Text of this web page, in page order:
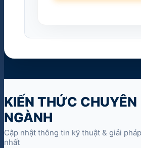
KIẾN THỨC CHUYÊN
NGÀNH
Cập nhật thông tin kỹ thuật & giải
nhất